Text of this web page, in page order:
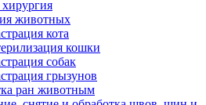
животных
кота
кошки
собак
грызунов
ран животным